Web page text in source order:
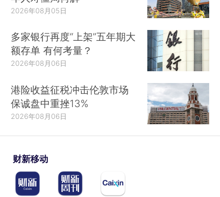
2026年08月05日
多家银行再度“上架”五年期大
额存单 有何考量？
2026年08月06日
港险收益征税冲击伦敦市场
保诚盘中重挫13%
2026年08月06日
财新移动